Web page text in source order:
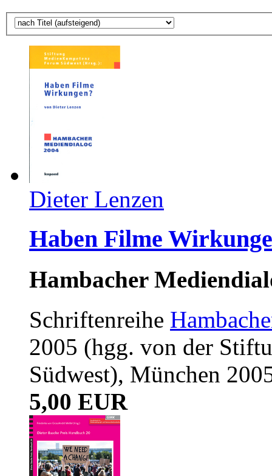
Dieter Lenzen
Haben Filme
Hambacher
Schriftenreihe
2005 (hgg. von der
Südwest), München
5,00 EUR